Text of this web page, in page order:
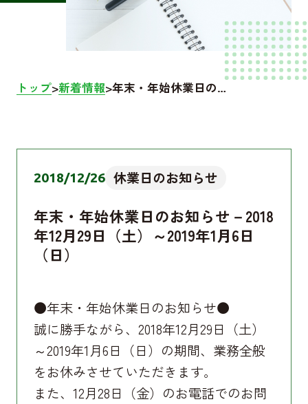
トップ 新着情報 年末・年始休業日のお知らせ－2018年12月29日（土）～2019年1月6日（日）
2018/12/26 休業日のお知らせ
年末・年始休業日のお知らせ－2018
年12月29日（土）～2019年1月6日
（日）
●年末・年始休業日のお知らせ●
誠に勝手ながら、2018年12月29日（土）
～2019年1月6日（日）の期間、業務全般
をお休みさせていただきます。
また、12月28日（金）のお電話でのお問